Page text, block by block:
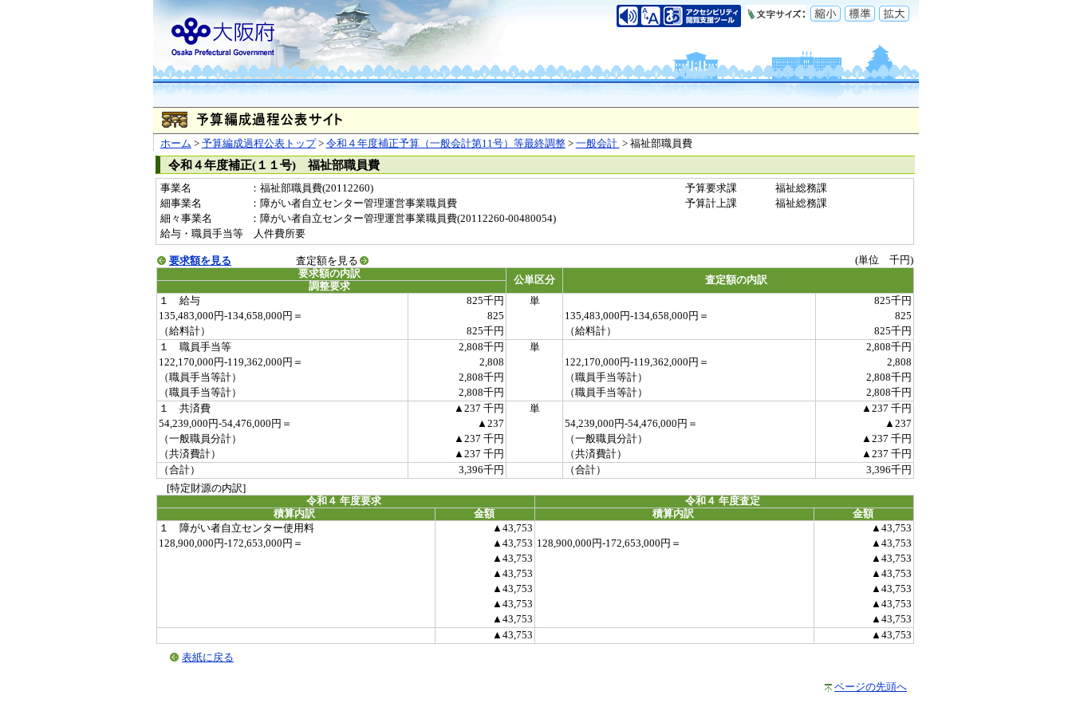
ホーム > 予算編成過程公表トップ> 令和４年度補正予算（一般会計第11号）等最終調整> 一般会計 > 福祉部職員費
令和４年度補正(１１号) 福祉部職員費
事業名 ：福祉部職員費(20112260) 予算要求課
福祉総務課
細事業名
：障がい者自立センター管理運営事業職員費 予算計上課
福祉総務課
細々事業名
：障がい者自立センター管理運営事業職員費(20112260-00480054)
給与・職員手当等 人件費所要
要求額を見る 査定額を見る
(単位 千円)
要求額の内訳
公単区分 査定額の内訳
調整要求
１ 給与
825千円 単
825千円
135,483,000円-134,658,000円＝
825 135,483,000円-134,658,000円＝
825
（給料計）
825千円 （給料計）
825千円
１ 職員手当等
2,808千円 単
2,808千円
122,170,000円-119,362,000円＝
2,808 122,170,000円-119,362,000円＝
2,808
（職員手当等計）
2,808千円 （職員手当等計）
2,808千円
（職員手当等計）
2,808千円 （職員手当等計）
2,808千円
１ 共済費
▲237 千円 単
▲237 千円
54,239,000円-54,476,000円＝
▲237 54,239,000円-54,476,000円＝
▲237
（一般職員分計）
▲237 千円 （一般職員分計）
▲237 千円
（共済費計）
▲237 千円 （共済費計）
▲237 千円
（合計）
3,396千円 （合計）
3,396千円
[特定財源の内訳]
令和４ 年度要求
令和４ 年度査定
積算内訳
金額 積算内訳
金額
１ 障がい者自立センター使用料
▲43,753
▲43,753
128,900,000円-172,653,000円＝
▲43,753 128,900,000円-172,653,000円＝
▲43,753
▲43,753
▲43,753
▲43,753
▲43,753
▲43,753
▲43,753
▲43,753
▲43,753
▲43,753
▲43,753
▲43,753
▲43,753
表紙に戻る
ページの先頭へ